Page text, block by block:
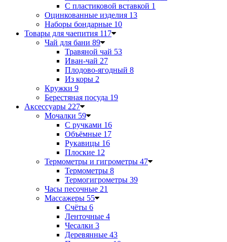
С пластиковой вставкой 1
Оцинкованные изделия 13
Наборы бондарные 10
Товары для чаепития 117
Чай для бани 89
Травяной чай 53
Иван-чай 27
Плодово-ягодный 8
Из коры 2
Кружки 9
Берестяная посуда 19
Аксессуары 227
Мочалки 59
С ручками 16
Объёмные 17
Рукавицы 16
Плоские 12
Термометры и гигрометры 47
Термометры 8
Термогигрометры 39
Часы песочные 21
Массажеры 55
Счёты 6
Ленточные 4
Чесалки 3
Деревянные 43